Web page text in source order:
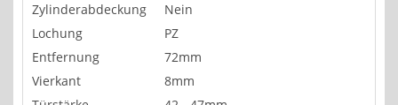
Zylinderabdeckung
Nein
Lochung
PZ
Entfernung
72mm
Vierkant
8mm